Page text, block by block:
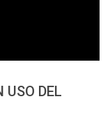
USO DEL